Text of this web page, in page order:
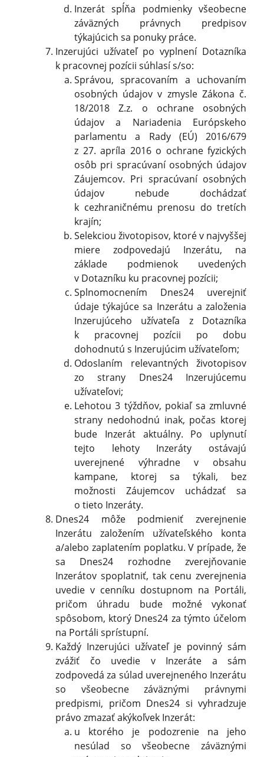
Inzerát spĺňa podmienky všeobecne
záväzných právnych predpisov
týkajúcich sa ponuky práce.
Inzerujúci užívateľ po vyplnení Dotazníka
k pracovnej pozícii súhlasí s/so:
Správou, spracovaním a uchovaním
osobných údajov v zmysle Zákona č.
18/2018 Z.z. o ochrane osobných
údajov a Nariadenia Európskeho
parlamentu a Rady (EÚ) 2016/679
z 27. apríla 2016 o ochrane fyzických
osôb pri spracúvaní osobných údajov
Záujemcov. Pri spracúvaní osobných
údajov nebude dochádzať
k cezhraničnému prenosu do tretích
krajín;
Selekciou životopisov, ktoré v najvyššej
miere zodpovedajú Inzerátu, na
základe podmienok uvedených
v Dotazníku ku pracovnej pozícii;
Splnomocnením Dnes24 uverejniť
údaje týkajúce sa Inzerátu a založenia
Inzerujúceho užívateľa z Dotazníka
k pracovnej pozícii po dobu
dohodnutú s Inzerujúcim užívateľom;
Odoslaním relevantných životopisov
zo strany Dnes24 Inzerujúcemu
užívateľovi;
Lehotou 3 týždňov, pokiaľ sa zmluvné
strany nedohodnú inak, počas ktorej
bude Inzerát aktuálny. Po uplynutí
tejto lehoty Inzeráty ostávajú
uverejnené výhradne v obsahu
kampane, ktorej sa týkali, bez
možnosti Záujemcov uchádzať sa
o tieto Inzeráty.
Dnes24 môže podmieniť zverejnenie
Inzerátu založením užívateľského konta
a/alebo zaplatením poplatku. V prípade, že
sa Dnes24 rozhodne zverejňovanie
Inzerátov spoplatniť, tak cenu zverejnenia
uvedie v cenníku dostupnom na Portáli,
pričom úhradu bude možné vykonať
spôsobom, ktorý Dnes24 za týmto účelom
na Portáli sprístupní.
Každý Inzerujúci užívateľ je povinný sám
zvážiť čo uvedie v Inzeráte a sám
zodpovedá za súlad uverejneného Inzerátu
so všeobecne záväznými právnymi
predpismi, pričom Dnes24 si vyhradzuje
právo zmazať akýkoľvek Inzerát:
u ktorého je podozrenie na jeho
nesúlad so všeobecne záväznými